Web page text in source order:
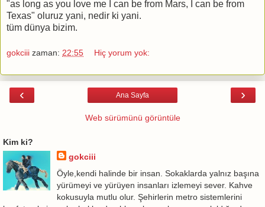
"as long as you love me I can be from Mars, I can be from
Texas" oluruz yani, nedir ki yani.
tüm dünya bizim.
gokciii zaman: 22:55 Hiç yorum yok:
‹ ›
Ana Sayfa
Web sürümünü görüntüle
Kim ki?
gokciii
Öyle,kendi halinde bir insan. Sokaklarda yalnız başına
yürümeyi ve yürüyen insanları izlemeyi sever. Kahve
kokusuyla mutlu olur. Şehirlerin metro sistemlerini